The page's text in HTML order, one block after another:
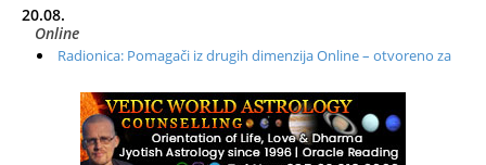
20.08.
Online
Radionica: Pomagači iz drugih dimenzija Online – otvoreno za
Zagreb+Online
Osnovni ThetaHealing® tečaj, Zagreb i Online